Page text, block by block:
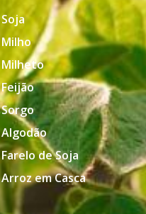
Soja
Milho
Milheto
Feijão
Sorgo
Algodão
Farelo de Soja
Arroz em Casca